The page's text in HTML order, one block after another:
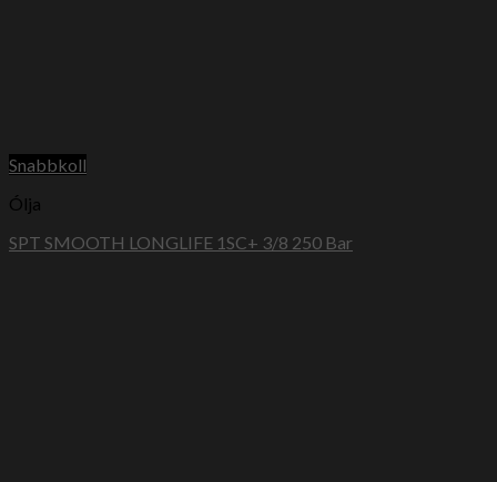
Snabbkoll
Ólja
SPT SMOOTH LONGLIFE 1SC+ 3/8 250 Bar